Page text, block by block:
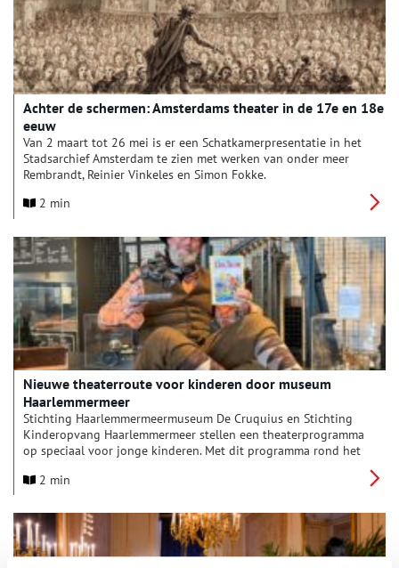
Achter de schermen: Amsterdams theater in de 17e en 18e
eeuw
Van 2 maart tot 26 mei is er een Schatkamerpresentatie in het
Stadsarchief Amsterdam te zien met werken van onder meer
Rembrandt, Reinier Vinkeles en Simon Fokke.
2 min
Nieuwe theaterroute voor kinderen door museum
Haarlemmermeer
Stichting Haarlemmermeermuseum De Cruquius en Stichting
Kinderopvang Haarlemmermeer stellen een theaterprogramma
op speciaal voor jonge kinderen. Met dit programma rond het
laten maken met de geschiedenis van hun eigen polder. Het
Provincie Noord-Holland en wordt mede ontwikkeld door
theatergroep Living History Kennemerland, vaste speler in
Cruquius Museum.
2 min